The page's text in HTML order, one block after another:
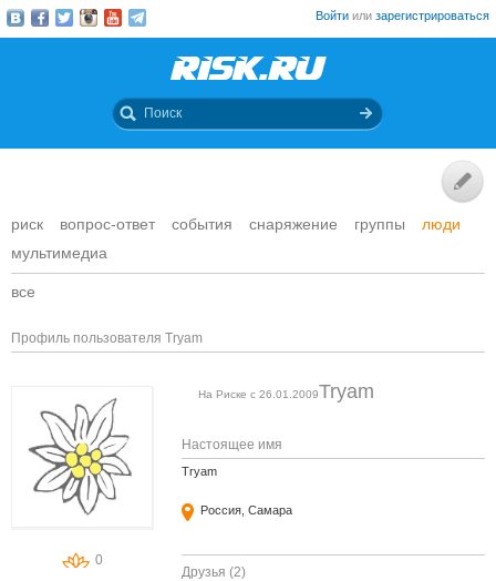
Войти или зарегистрироваться
риск вопрос-ответ события снаряжение группы
люди
мультимедиа
все
Профиль пользователя Tryam
0
Tryam
На Риске с 26.01.2009
Настоящее имя
Tryam
Россия, Самара
Друзья (2)